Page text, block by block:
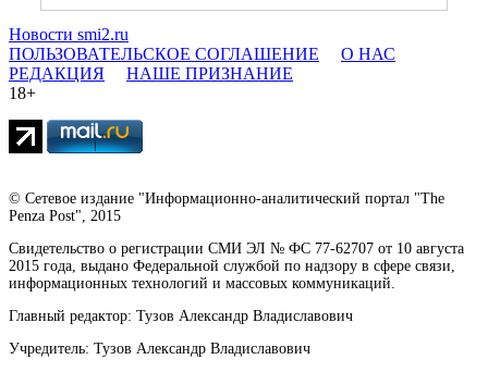
Новости smi2.ru
ПОЛЬЗОВАТЕЛЬСКОЕ СОГЛАШЕНИЕ
О НАС
РЕДАКЦИЯ
НАШЕ ПРИЗНАНИЕ
18+
© Сетевое издание "Информационно-аналитический портал "The
Penza Post", 2015
Свидетельство о регистрации СМИ ЭЛ № ФС 77-62707 от 10 августа
2015 года, выдано Федеральной службой по надзору в сфере связи,
информационных технологий и массовых коммуникаций.
Главный редактор: Тузов Александр Владиславович
Учредитель: Тузов Александр Владиславович